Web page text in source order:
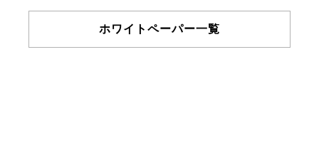
ホワイトペーパー一覧